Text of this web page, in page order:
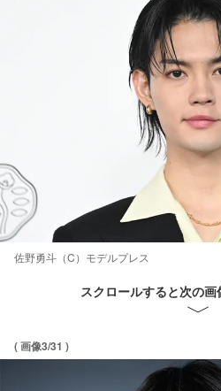
佐野勇斗（C）モデルプレス
スクロールすると次の
( 画像3/31 )